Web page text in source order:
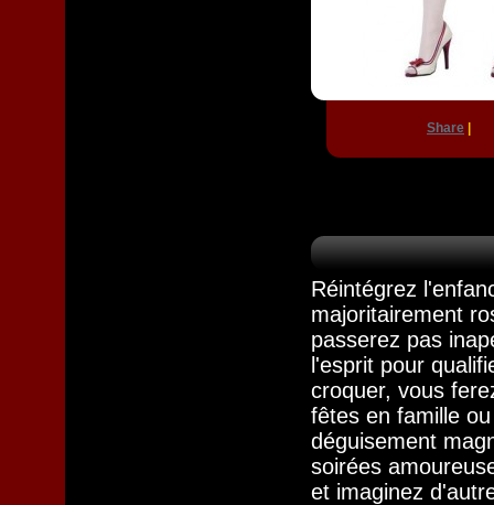
Share
Réintégrez
majoritairement
passerez pas
l'esprit pour
croquer, vous
fêtes en famille
déguisement
soirées
et imaginez